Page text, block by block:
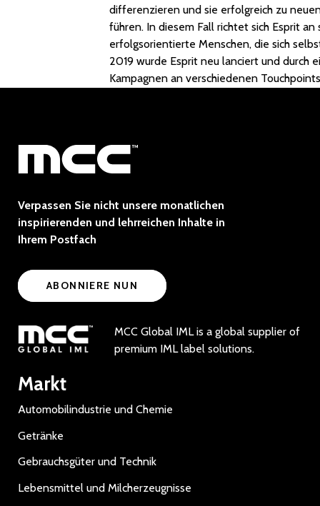
differenzieren und sie erfolgreich zu
führen. In diesem Fall richtet sich Esprit
erfolgsorientierte Menschen, die sich
2019 wurde Esprit neu lanciert und durch
Kampagnen an verschiedenen
Verpassen Sie nicht unsere monatlichen
inspirierenden und lehrreichen Inhalte in
Ihrem Postfach
ABONNIERE NUN
MCC Global IML is a global supplier of
premium IML label solutions.
Markt
Automobilindustrie und Chemie
Getränke
Gebrauchsgüter und Technik
Lebensmittel und Milcherzeugnisse